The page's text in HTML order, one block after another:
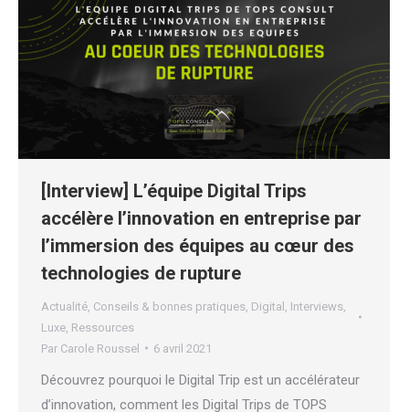
[Interview] L’équipe Digital Trips
accélère l’innovation en entreprise par
l’immersion des équipes au cœur des
technologies de rupture
Actualité Conseils & bonnes pratiques Digital Interviews
Luxe Ressources
Par Carole Roussel 6 avril 2021
Découvrez pourquoi le Digital Trip est un accélérateur
d’innovation, comment les Digital Trips de TOPS